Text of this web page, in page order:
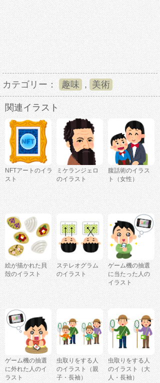
カテゴリー： 趣味 , 美術
関連イラスト
NFTアートのイラ
スト
ミケランジェロ
のイラスト
腹話術のイラス
ト（女性）
絵が描かれた貝
殻のイラスト
ステレオグラム
のイラスト
ゲーム機の抽選
に当たった人の
イラスト
ゲーム機の抽選
に外れた人のイ
ラスト
虫取りをする人
のイラスト（親
子・長袖）
虫取りをする人
のイラスト（大
人・長袖）